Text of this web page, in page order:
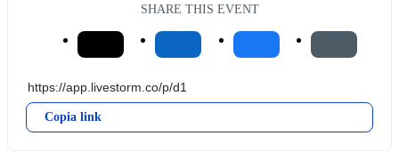
SHARE THIS EVENT
Copia link